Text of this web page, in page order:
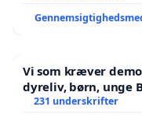
Vi som kræver
dyreliv, børn, unge
Der er
231 underskrifter